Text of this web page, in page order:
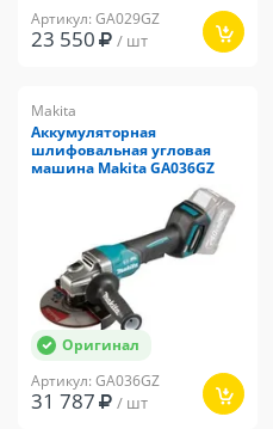
Артикул: GA029GZ
23 550 / шт
Makita
Аккумуляторная
шлифовальная угловая
машина Makita GA036GZ
Оригинал
Артикул: GA036GZ
31 787 / шт